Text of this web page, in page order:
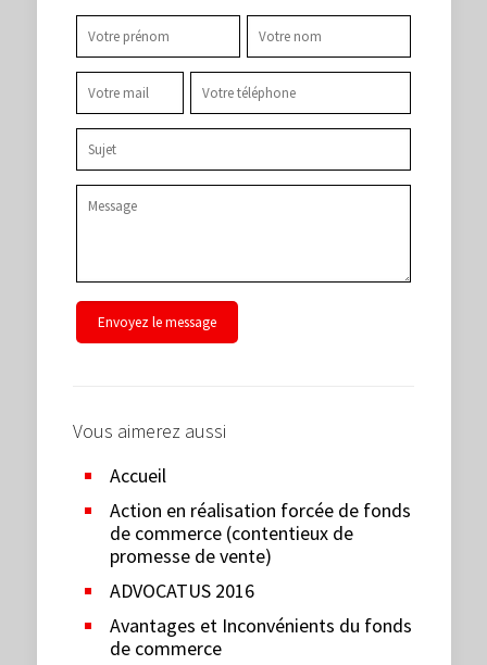
Vous aimerez aussi
Accueil
Action en réalisation forcée de fonds
de commerce (contentieux de
promesse de vente)
ADVOCATUS 2016
Avantages et Inconvénients du fonds
de commerce